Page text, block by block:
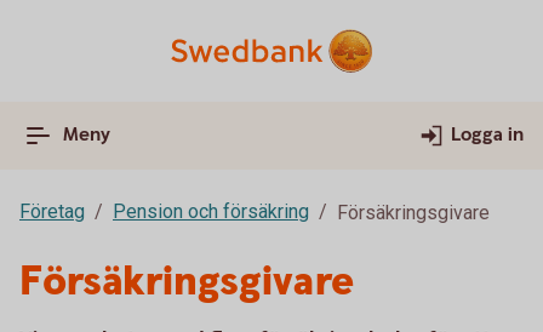
Meny Logga in
Företag Pension och försäkring Försäkringsgivare
Försäkringsgivare